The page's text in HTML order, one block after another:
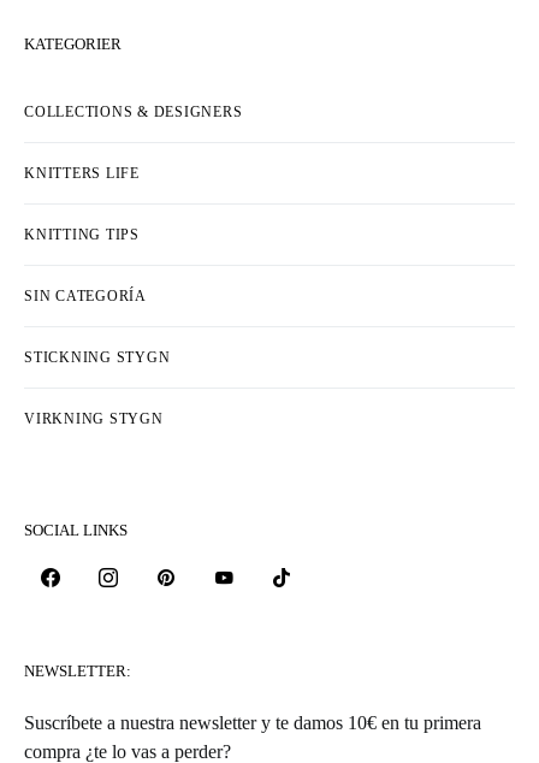
KATEGORIER
COLLECTIONS & DESIGNERS
KNITTERS LIFE
KNITTING TIPS
SIN CATEGORÍA
STICKNING STYGN
VIRKNING STYGN
SOCIAL LINKS
NEWSLETTER:
Suscríbete a nuestra newsletter y te damos 10€ en tu primera
compra ¿te lo vas a perder?